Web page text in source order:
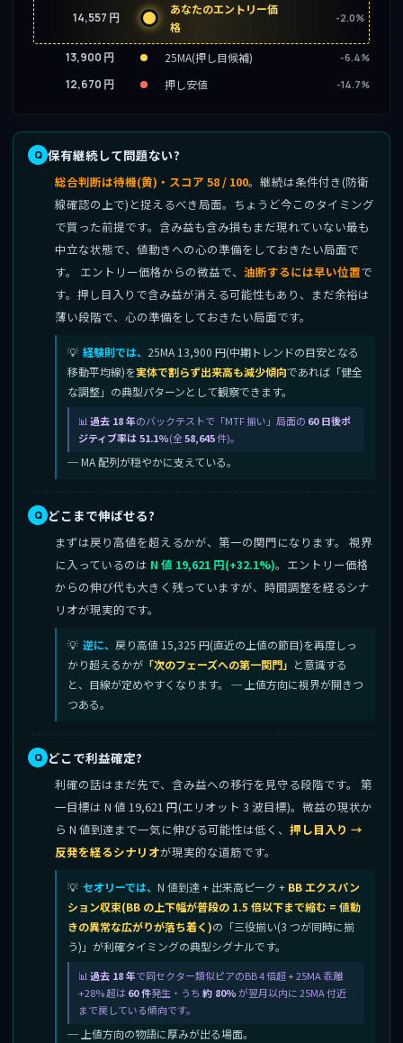
14,557 円
あなたのエントリー価
格
-2.0%
13,900 円 25MA(押し目候補) -6.4%
12,670 円 押し安値 -14.7%
保有継続して問題ない?
総合判断は待機(黄)・スコア 58 / 100。継続は条件付き(防衛
線確認の上で)と捉えるべき局面。ちょうど今このタイミング
で買った前提です。含み益も含み損もまだ現れていない最も
中立な状態で、値動きへの心の準備をしておきたい局面で
す。 エントリー価格からの微益で、 油断するには早い位置で
す。押し目入りで含み益が消える可能性もあり、まだ余裕は
薄い段階で、心の準備をしておきたい局面です。
経験則では、 25MA 13,900 円(中期トレンドの目安となる
移動平均線)を実体で割らず出来高も減少傾向であれば「健全
な調整」の典型パターンとして観察できます。
過去 18 年のバックテストで「MTF 揃い」局面の 60 日後ポ
ジティブ率は 51.1%(全58,645件)。
─ MA 配列が穏やかに支えている。
どこまで伸ばせる?
まずは戻り高値を超えるかが、第一の関門になります。 視界
に入っているのは N 値 19,621 円(+32.1%)。エントリー価格
からの伸び代も大きく残っていますが、時間調整を経るシナ
リオが現実的です。
逆に、 戻り高値 15,325 円(直近の上値の節目)を再度しっ
かり超えるかが 「次のフェーズへの第一関門」 と意識する
と、目線が定めやすくなります。 ─ 上値方向に視界が開きつ
つある。
どこで利益確定?
利確の話はまだ先で、含み益への移行を見守る段階です。 第
一目標は N 値 19,621 円(エリオット 3 波目標)。微益の現状か
ら N 値到達まで一気に伸びる可能性は低く、 押し目入り →
反発を経るシナリオが現実的な道筋です。
セオリーでは、 N 値到達 + 出来高ピーク + BB エクスパン
ション収束(BB の上下幅が普段の 1.5 倍以下まで縮む = 値動
きの異常な広がりが落ち着く)の「三役揃い(3 つが同時に揃
う)」が利確タイミングの典型シグナルです。
過去 18 年で同セクター類似ピアのBB 4 倍超 + 25MA 乖離
+28% 超は 60 件発生・うち 約 80%が翌月以内に 25MA 付近
まで戻している傾向です。
─ 上値方向の物語に厚みが出る場面。